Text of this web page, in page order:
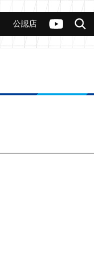
ヴァンガードch
検索
公認店舗 その他
公認店